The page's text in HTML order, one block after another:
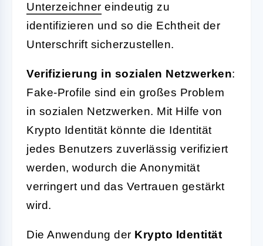
Unterzeichner eindeutig zu
identifizieren und so die Echtheit der
Unterschrift sicherzustellen.
Verifizierung in sozialen Netzwerken:
Fake-Profile sind ein großes Problem
in sozialen Netzwerken. Mit Hilfe von
Krypto Identität könnte die Identität
jedes Benutzers zuverlässig verifiziert
werden, wodurch die Anonymität
verringert und das Vertrauen gestärkt
wird.
Die Anwendung der Krypto Identität